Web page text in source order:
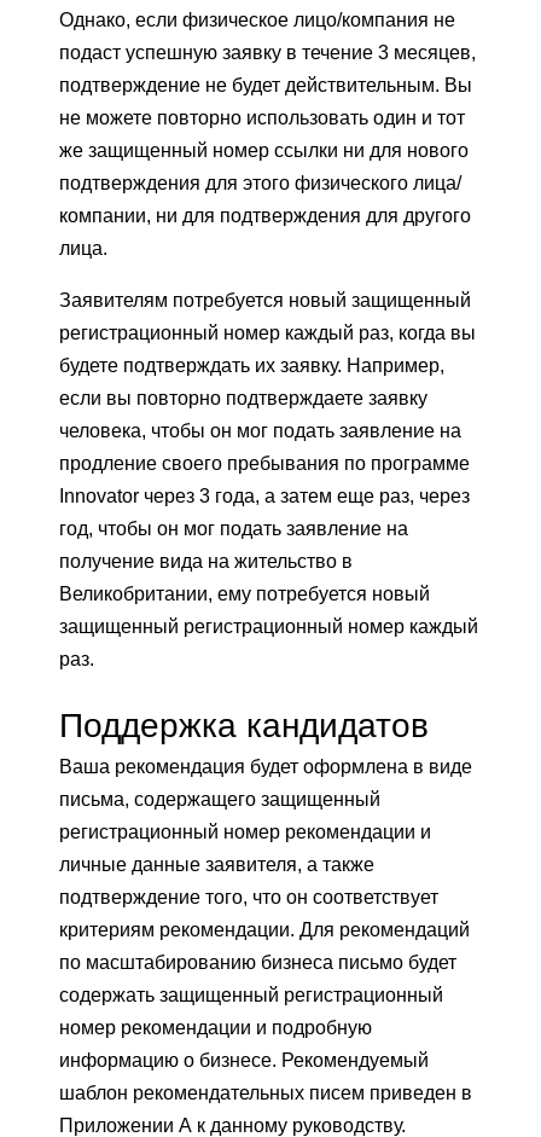
Однако, если физическое лицо/компания не
подаст успешную заявку в течение 3 месяцев,
подтверждение не будет действительным. Вы
не можете повторно использовать один и тот
же защищенный номер ссылки ни для нового
подтверждения для этого физического лица/
компании, ни для подтверждения для другого
лица.
Заявителям потребуется новый защищенный
регистрационный номер каждый раз, когда вы
будете подтверждать их заявку. Например,
если вы повторно подтверждаете заявку
человека, чтобы он мог подать заявление на
продление своего пребывания по программе
Innovator через 3 года, а затем еще раз, через
год, чтобы он мог подать заявление на
получение вида на жительство в
Великобритании, ему потребуется новый
защищенный регистрационный номер каждый
раз.
Поддержка кандидатов
Ваша рекомендация будет оформлена в виде
письма, содержащего защищенный
регистрационный номер рекомендации и
личные данные заявителя, а также
подтверждение того, что он соответствует
критериям рекомендации. Для рекомендаций
по масштабированию бизнеса письмо будет
содержать защищенный регистрационный
номер рекомендации и подробную
информацию о бизнесе. Рекомендуемый
шаблон рекомендательных писем приведен в
Приложении А к данному руководству.